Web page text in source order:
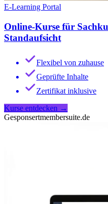
E-Learning Portal
Online-Kurse für
Standaufsicht
Flexibel von zuhause
Geprüfte Inhalte
Zertifikat inklusive
Kurse entdecken →
Gesponsertmembersuite.de